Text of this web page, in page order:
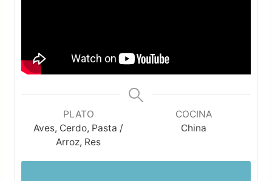
PLATO
Aves, Cerdo, Pasta /
Arroz, Res
COCINA
China